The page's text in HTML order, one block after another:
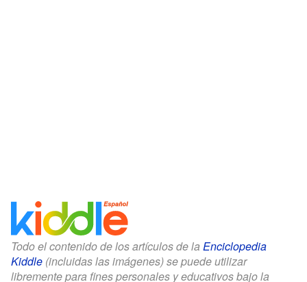
Todo el contenido de los artículos de la Enciclopedia
Kiddle (incluidas las imágenes) se puede utilizar
libremente para fines personales y educativos bajo la